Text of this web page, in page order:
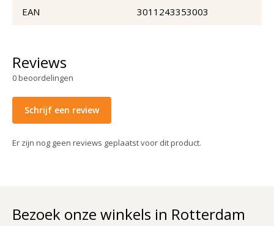
EAN 3011243353003
Reviews
0beoordelingen
Schrijf een review
Er zijn nog geen reviews geplaatst voor dit product.
Bezoek onze winkels in Rotterdam